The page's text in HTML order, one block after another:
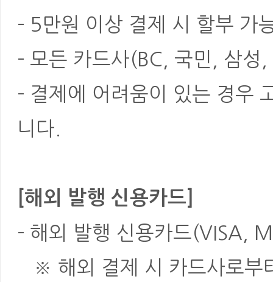
- 5만원 이상 결제 시 할부 가
- 모든 카드사(BC, 국민, 삼성
- 결제에 어려움이 있는 경우
니다.
[해외 발행 신용카드]
- 해외 발행 신용카드(VISA,
※ 해외 결제 시 카드사로부